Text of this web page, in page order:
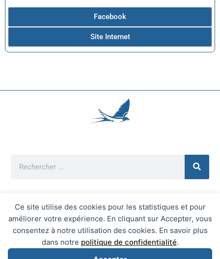
Ce site utilise des cookies pour les statistiques et pour
améliorer votre expérience. En cliquant sur Accepter, vous
consentez à notre utilisation des cookies. En savoir plus
dans notre politique de confidentialité.
Facebook
Site Internet
Mentions Légales
Mairie d'Écrainville © 2026 Tous Droits Réservés